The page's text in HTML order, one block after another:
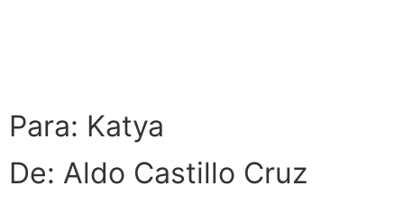
Para: Katya
De: Aldo Castillo Cruz